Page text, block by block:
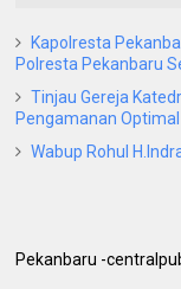
Kapolresta
Polresta Pekanbaru
Tinjau Gereja
Pengamanan
Wabup Rohul
Pekanbaru -